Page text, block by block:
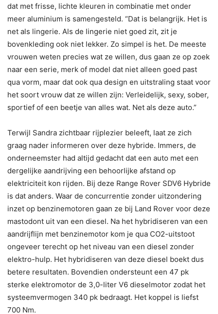
dat met frisse, lichte kleuren in combinatie met onder
meer aluminium is samengesteld. “Dat is belangrijk. Het is
net als lingerie. Als de lingerie niet goed zit, zit je
bovenkleding ook niet lekker. Zo simpel is het. De meeste
vrouwen weten precies wat ze willen, dus gaan ze op zoek
naar een serie, merk of model dat niet alleen goed past
qua vorm, maar dat ook qua design en uitstraling staat voor
het soort vrouw dat ze willen zijn: Verleidelijk, sexy, sober,
sportief of een beetje van alles wat. Net als deze auto.”
Terwijl Sandra zichtbaar rijplezier beleeft, laat ze zich
graag nader informeren over deze hybride. Immers, de
onderneemster had altijd gedacht dat een auto met een
dergelijke aandrijving een behoorlijke afstand op
elektriciteit kon rijden. Bij deze Range Rover SDV6 Hybride
is dat anders. Waar de concurrentie zonder uitzondering
inzet op benzinemotoren gaan ze bij Land Rover voor deze
mastodont uit van een diesel. Na het hybridiseren van een
aandrijflijn met benzinemotor kom je qua CO2-uitstoot
ongeveer terecht op het niveau van een diesel zonder
elektro-hulp. Het hybridiseren van deze diesel boekt dus
betere resultaten. Bovendien ondersteunt een 47 pk
sterke elektromotor de 3,0-liter V6 dieselmotor zodat het
systeemvermogen 340 pk bedraagt. Het koppel is liefst
700 Nm.